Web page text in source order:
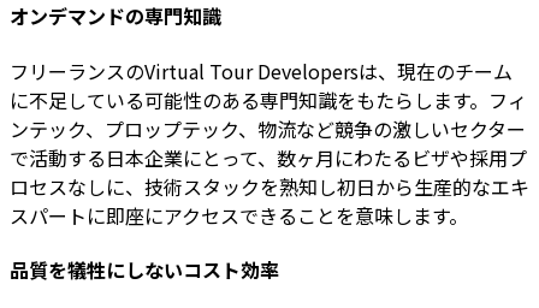
オンデマンドの専門知識
フリーランスのVirtual Tour Developersは、現在のチーム
に不足している可能性のある専門知識をもたらします。フィ
ンテック、プロップテック、物流など競争の激しいセクター
で活動する日本企業にとって、数ヶ月にわたるビザや採用プ
ロセスなしに、技術スタックを熟知し初日から生産的なエキ
スパートに即座にアクセスできることを意味します。
品質を犠牲にしないコスト効率